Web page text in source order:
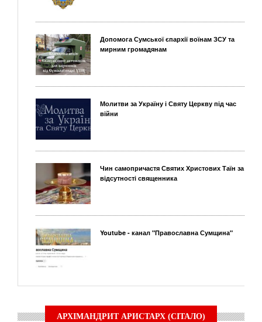
Допомога Сумської єпархії воїнам ЗСУ та
мирним громадянам
Молитви за Україну і Святу Церкву під час
війни
Чин самопричастя Святих Христових Таїн за
відсутності священника
Youtube - канал "Православна Сумщина"
АРХІМАНДРИТ АРИСТАРХ (СІТАЛО)